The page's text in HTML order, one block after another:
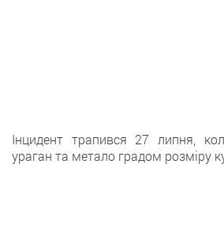
Інцидент трапився 27 липня,
ураган та метало градом розміру